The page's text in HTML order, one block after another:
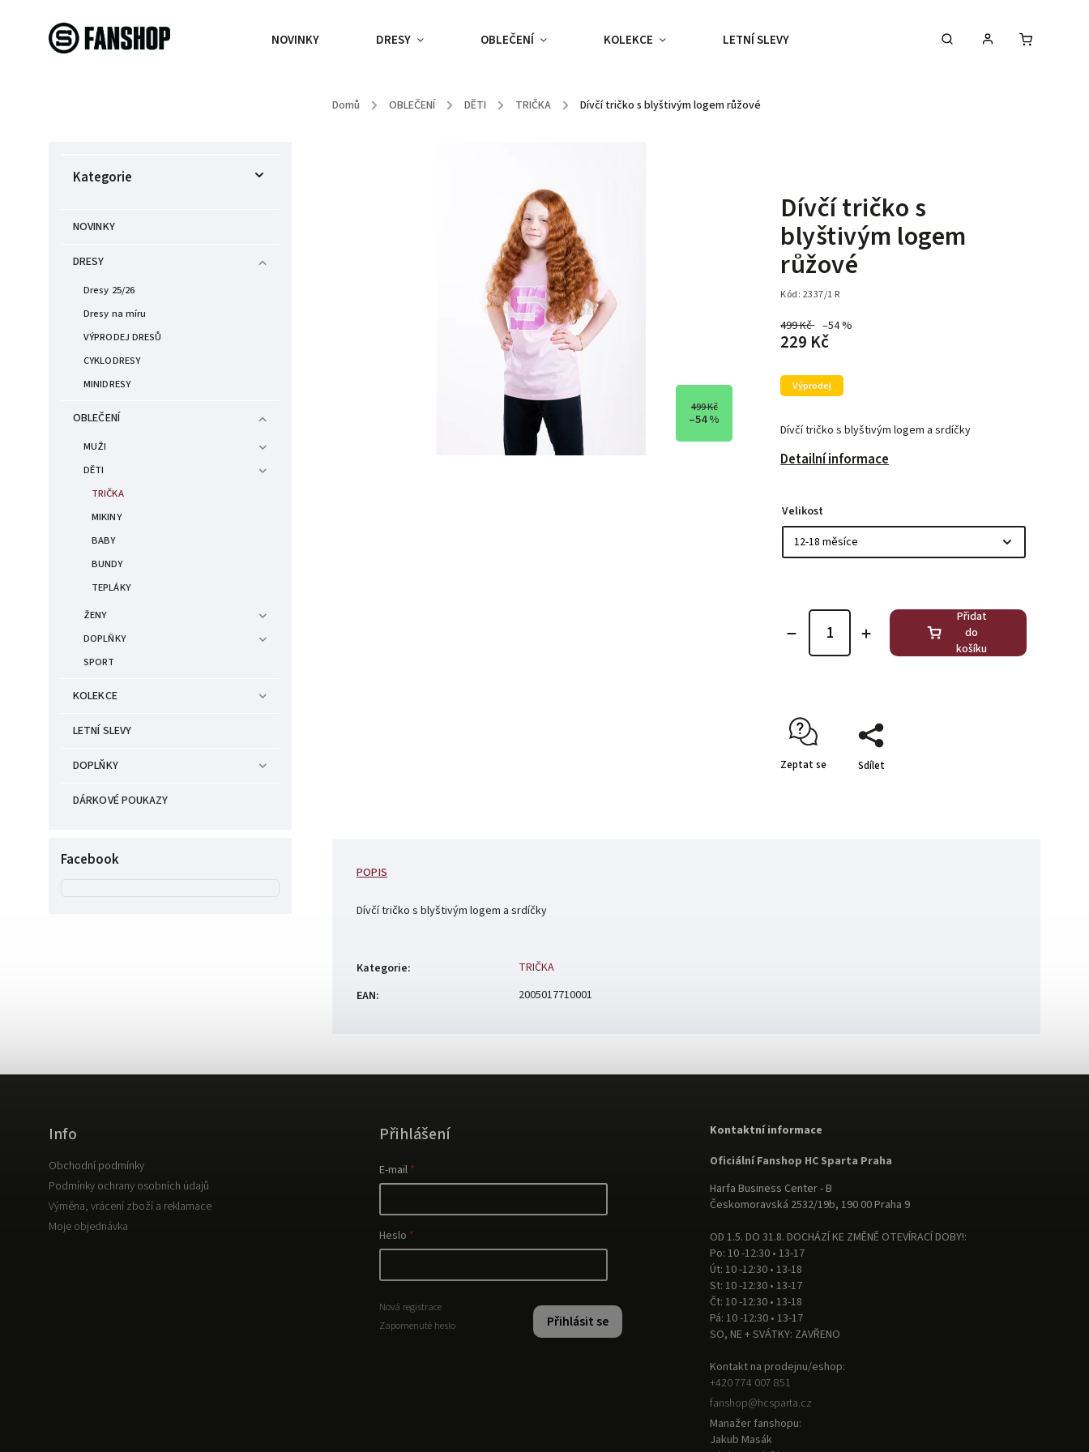
NOVINKY DRESY OBLEČENÍ KOLEKCE LETNÍ SLEVY DÁRKOVÉ POUKAZY
Domů / OBLEČENÍ / DĚTI / TRIČKA / Dívčí tričko s blyštivým logem růžové
Kategorie
NOVINKY
DRESY
Dresy 25/26
Dresy na míru
VÝPRODEJ DRESŮ
CYKLODRESY
MINIDRESY
OBLEČENÍ
MUŽI
DĚTI
TRIČKA
MIKINY
BABY
BUNDY
TEPLÁKY
ŽENY
DOPLŇKY
SPORT
KOLEKCE
LETNÍ SLEVY
DOPLŇKY
DÁRKOVÉ POUKAZY
Facebook
499 Kč
–54 %
Dívčí tričko s
blyštivým logem
růžové
Kód: 2337/1 R
499 Kč –54 %
229 Kč
Dívčí tričko s blyštivým logem a srdíčky
Detailní informace
Výprodej
Velikost
Přidat
do
košíku
Zeptat se Sdílet
POPIS
Dívčí tričko s blyštivým logem a srdíčky
Kategorie:
TRIČKA
EAN: 2005017710001
Info
Obchodní podmínky
Podmínky ochrany osobních údajů
Výměna, vrácení zboží a reklamace
Moje objednávka
Přihlášení
E-mail
Heslo
Přihlásit se
Nová registrace
Zapomenuté heslo
Kontaktní informace
Oficiální Fanshop HC Sparta Praha
Harfa Business Center - B
Českomoravská 2532/19b, 190 00 Praha 9
OD 1.5. DO 31.8. DOCHÁZÍ KE ZMĚNĚ OTEVÍRACÍ DOBY!:
Po: 10 -12:30 • 13-17
Út: 10 -12:30 • 13-18
St: 10 -12:30 • 13-17
Čt: 10 -12:30 • 13-18
Pá: 10 -12:30 • 13-17
SO, NE + SVÁTKY: ZAVŘENO
Kontakt na prodejnu/eshop:
+420 774 007 851
fanshop@hcsparta.cz
Manažer fanshopu:
Jakub Masák